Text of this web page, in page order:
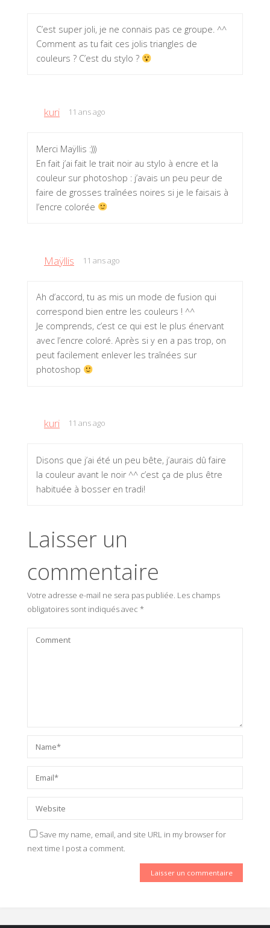
C’est super joli, je ne connais pas ce groupe. ^^
Comment as tu fait ces jolis triangles de
couleurs ? C’est du stylo ?
kuri 11 ans ago
Merci Maÿllis :)))
En fait j’ai fait le trait noir au stylo à encre et la
couleur sur photoshop : j’avais un peu peur de
faire de grosses traînées noires si je le faisais à
l’encre colorée
Maÿllis 11 ans ago
Ah d’accord, tu as mis un mode de fusion qui
correspond bien entre les couleurs ! ^^
Je comprends, c’est ce qui est le plus énervant
avec l’encre coloré. Après si y en a pas trop, on
peut facilement enlever les traînées sur
photoshop
kuri 11 ans ago
Disons que j’ai été un peu bête, j’aurais dû faire
la couleur avant le noir ^^ c’est ça de plus être
habituée à bosser en tradi!
Laisser un
commentaire
Votre adresse e-mail ne sera pas publiée. Les champs
obligatoires sont indiqués avec *
Save my name, email, and site URL in my browser for
next time I post a comment.